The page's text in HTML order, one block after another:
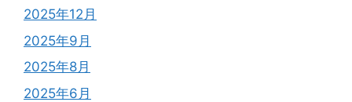
2025年12月
2025年9月
2025年8月
2025年6月